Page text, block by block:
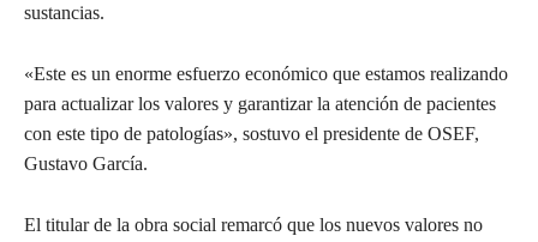
sustancias.
«Este es un enorme esfuerzo económico que estamos realizando
para actualizar los valores y garantizar la atención de pacientes
con este tipo de patologías», sostuvo el presidente de OSEF,
Gustavo García.
El titular de la obra social remarcó que los nuevos valores no